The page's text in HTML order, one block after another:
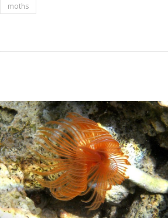
moths